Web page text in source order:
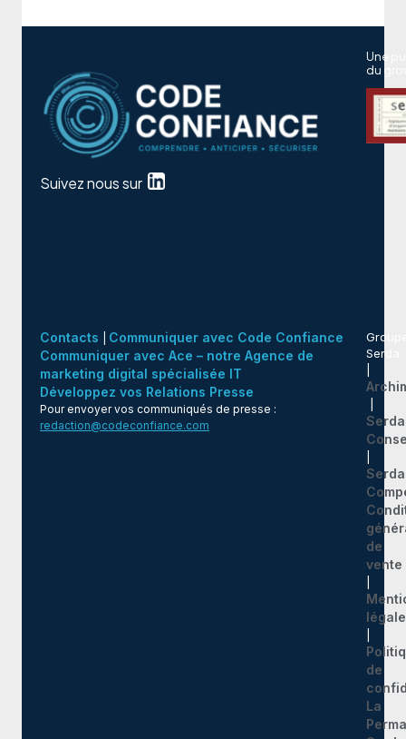
Suivez nous sur
Une
du
Contacts
Communiquer avec Code Confiance
Communiquer avec Ace – notre Agence de
marketing digital spécialisée IT
Développez vos Relations Presse
Pour envoyer vos communiqués de presse :
redaction@codeconfiance.com
Serda
Serda
Serda
de
vente
de
La